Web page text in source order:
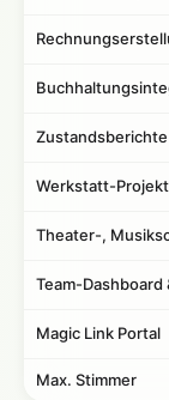
Zustandsberichte
Werkstatt-
Theater-,
Team-Dashboard
Magic Link Portal
Max. Stimmer